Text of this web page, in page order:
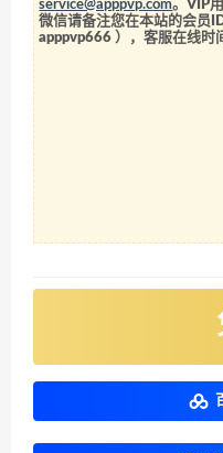
service@apppvp.com。VIP
微信请备注您在本站的会员
apppvp666 ），客服在线时